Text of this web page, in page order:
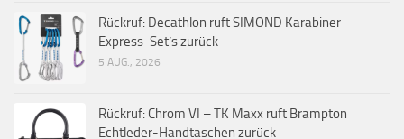
Rückruf: Decathlon ruft SIMOND Karabiner
Express-Set’s zurück
5 AUG., 2026
Rückruf: Chrom VI – TK Maxx ruft Brampton
Echtleder-Handtaschen zurück